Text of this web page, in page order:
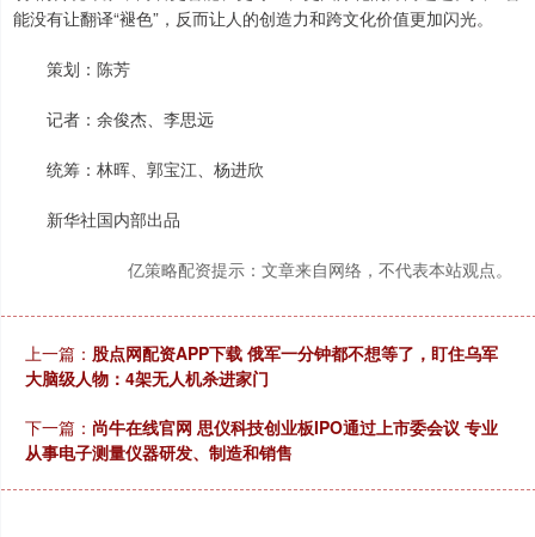
能没有让翻译“褪色”，反而让人的创造力和跨文化价值更加闪光。
策划：陈芳
记者：余俊杰、李思远
统筹：林晖、郭宝江、杨进欣
新华社国内部出品
亿策略配资提示：文章来自网络，不代表本站观点。
上一篇： 股点网配资APP下载 俄军一分钟都不想等了，盯住乌军
大脑级人物：4架无人机杀进家门
下一篇： 尚牛在线官网 思仪科技创业板IPO通过上市委会议 专业
从事电子测量仪器研发、制造和销售